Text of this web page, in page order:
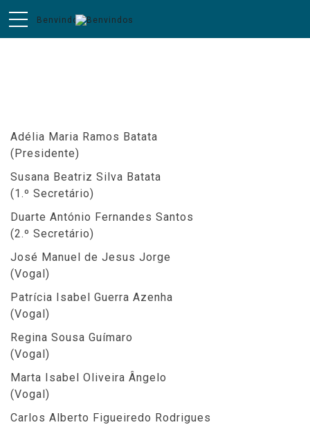
Adélia Maria Ramos Batata
(Presidente)
Susana Beatriz Silva Batata
(1.º Secretário)
Duarte António Fernandes Santos
(2.º Secretário)
José Manuel de Jesus Jorge
(Vogal)
Patrícia Isabel Guerra Azenha
(Vogal)
Regina Sousa Guímaro
(Vogal)
Marta Isabel Oliveira Ângelo
(Vogal)
Carlos Alberto Figueiredo Rodrigues